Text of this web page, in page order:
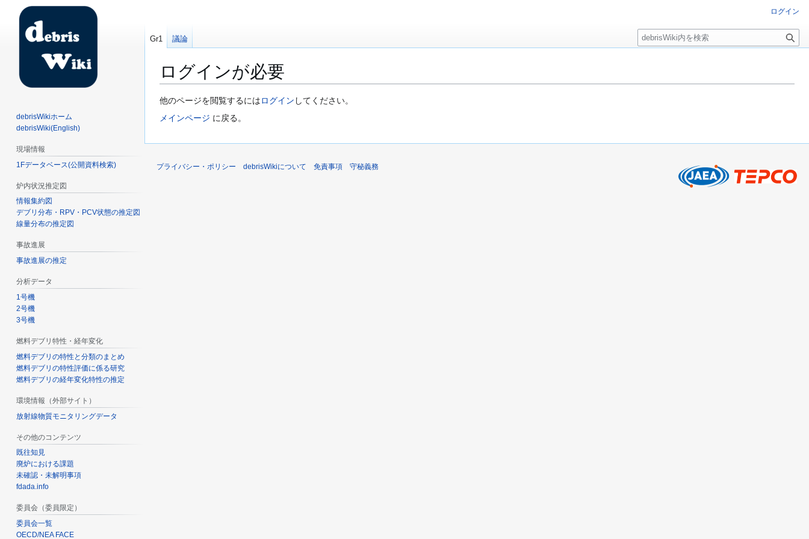
ログインが必要
ナ
ビ
ョ
検
索
他のページを閲覧するにはログイン してください。
メインページ に戻る。
ログイン
Gr1 議論
検
索
debrisWikiホーム
debrisWiki(English)
現場情報
1Fデータベース(公開資料検索)
炉内状況推定図
情報集約図
デブリ分布・RPV・PCV状態の推定図
線量分布の推定図
事故進展
事故進展の推定
分析データ
1号機
2号機
3号機
燃料デブリ特性・経年変化
燃料デブリの特性と分類のまとめ
燃料デブリの特性評価に係る研究
燃料デブリの経年変化特性の推定
環境情報（外部サイト）
放射線物質モニタリングデータ
その他のコンテンツ
既往知見
廃炉における課題
未確認・未解明事項
fdada.info
委員会（委員限定）
委員会一覧
OECD/NEA FACE
プライバシー・ポリシー debrisWikiについて 免責事項 守秘義務